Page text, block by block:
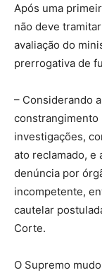
Após uma
não deve
avaliação do
prerrogativa de
– Considerando
constrangimento
investigações,
ato reclamado, e
denúncia por
incompetente,
cautelar
Corte.
O Supremo